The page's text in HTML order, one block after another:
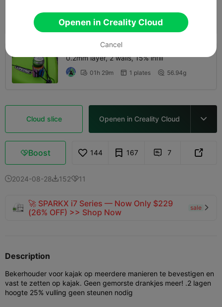
01h 50m  1 plates  58.95g
0.2mm layer, 2 walls, 15% infill
 01h 29m  1 plates  56.94g
Cloud slice Openen in Creality Cloud 
Boost 144 167  7 
2024-08-2815211
🚀 SPARKX i7 Series — Now Only $229
(26% OFF) >> Shop Now
sale 
Description
Bekerhouder voor kajak op meerdere manieren te bevestigen en
vast te zetten op kajak. Geen gemorste drankjes meer! .2 lagen
hoogte 25% vulling geen steunen nodig
Openen in Creality Cloud
Cancel